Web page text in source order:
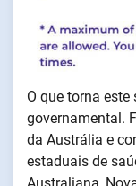
O que torna
governamental.
da Austrália e
estaduais de